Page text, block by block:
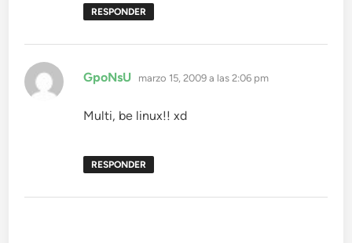
RESPONDER
GpoNsU dice:
marzo 15, 2009 a las 2:06 pm
Multi, be linux!! xd
RESPONDER